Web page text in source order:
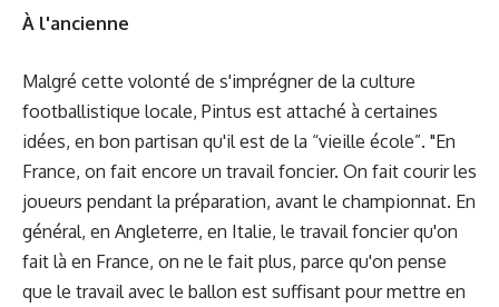
À l'ancienne
Malgré cette volonté de s'imprégner de la culture
footballistique locale, Pintus est attaché à certaines
idées, en bon partisan qu'il est de la “vieille école”. "En
France, on fait encore un travail foncier. On fait courir les
joueurs pendant la préparation, avant le championnat. En
général, en Angleterre, en Italie, le travail foncier qu'on
fait là en France, on ne le fait plus, parce qu'on pense
que le travail avec le ballon est suffisant pour mettre en